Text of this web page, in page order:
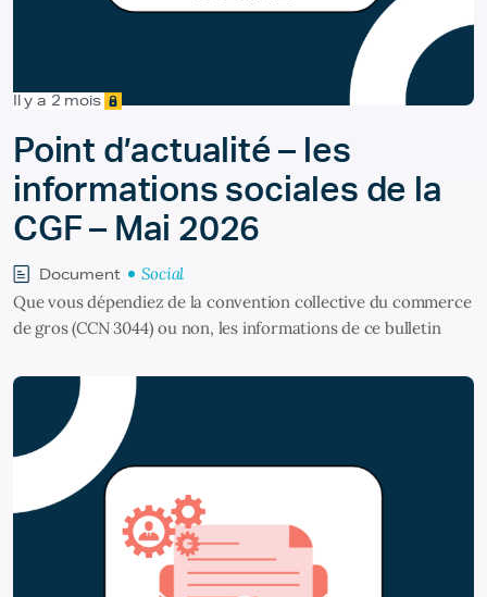
Il y a 2 mois
Point d’actualité – les
informations sociales de la
CGF – Mai 2026
Document
Social
Que vous dépendiez de la convention collective du commerce
de gros (CCN 3044) ou non, les informations de ce bulletin